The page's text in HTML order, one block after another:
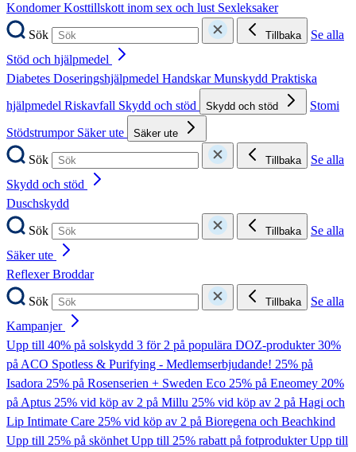
KondomerKosttillskott inom sex och lust Sexleksaker
Sök
Tillbaka
Se alla
Stöd och hjälpmedel
Diabetes Doseringshjälpmedel HandskarMunskydd Praktiska
hjälpmedel Riskavfall Skydd och stöd Skydd och stöd
Stomi
Stödstrumpor Säker ute Säker ute
Sök Tillbaka
Se alla
Skydd och stöd
Duschskydd
Sök
Tillbaka
Se alla
Säker ute
ReflexerBroddar
Sök
Tillbaka
Se alla
Kampanjer
Upp till 40% på solskydd 3 för 2 på populära DOZ-produkter30%
på ACO Spotless & Purifying - Medlemserbjudande! 25% på
Isadora 25% på Rosenserien + Sweden Eco 25% på Eneomey 20%
på Aptus 25% vid köp av 2 på Millu 25% vid köp av 2 på Hagi och
Lip Intimate Care 25% vid köp av 2 på Bioregena och Beachkind
Upp till 25% på skönhetUpp till 25% rabatt på fotprodukterUpp till